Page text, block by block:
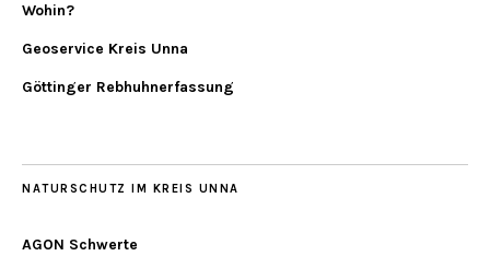
Wohin?
Geoservice Kreis Unna
Göttinger Rebhuhnerfassung
NATURSCHUTZ IM KREIS UNNA
AGON Schwerte